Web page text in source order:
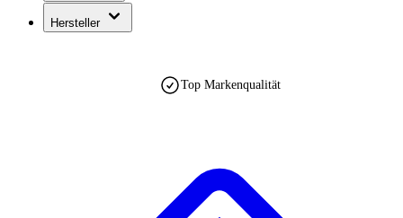
Hersteller
Top Markenqualität